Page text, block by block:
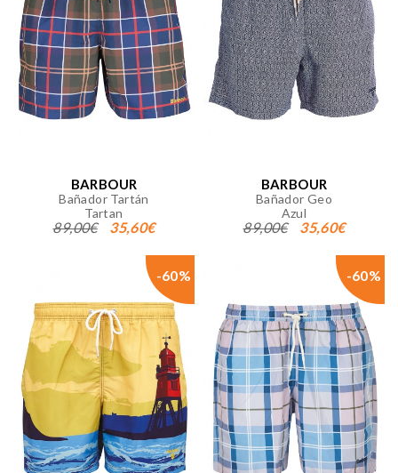
BARBOUR
Bañador Tartán
Tartan
89,00€ 35,60€
BARBOUR
Bañador Geo
Azul
89,00€ 35,60€
-60% -60%